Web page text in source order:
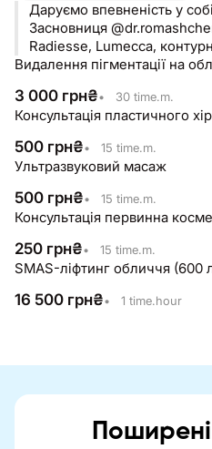
Даруємо впевненість у
Засновниця
Radiesse, Lumecca,
Видалення пігментації на
3 000 грн₴• 30 time.m.
Консультація пластичного
500 грн₴• 15 time.m.
Ультразвуковий масаж
500 грн₴• 15 time.m.
Консультація первинна
250 грн₴• 15 time.m.
SMAS-ліфтинг обличчя (600
16 500 грн₴• 1 time.hour